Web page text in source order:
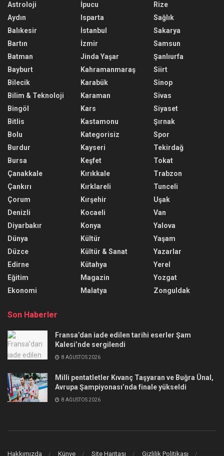
Astroloji
Aydın
Balıkesir
Bartın
Batman
Bayburt
Bilecik
Bilim & Teknoloji
Bingöl
Bitlis
Bolu
Burdur
Bursa
Çanakkale
Çankırı
Çorum
Denizli
Diyarbakır
Dünya
Düzce
Edirne
Eğitim
Ekonomi
İpucu
Isparta
İstanbul
İzmir
Jinda Yaşar
Kahramanmaraş
Karabük
Karaman
Kars
Kastamonu
Kategorisiz
Kayseri
Keşfet
Kırıkkale
Kırklareli
Kırşehir
Kocaeli
Konya
Kültür
Kültür & Sanat
Kütahya
Magazin
Malatya
Rize
Sağlık
Sakarya
Samsun
Şanlıurfa
Siirt
Sinop
Sivas
Siyaset
Şırnak
Spor
Tekirdağ
Tokat
Trabzon
Tunceli
Uşak
Van
Yalova
Yaşam
Yazarlar
Yerel
Yozgat
Zonguldak
Son Haberler
Fransa’dan iade edilen tarihi eserler Şam
Kalesi’nde sergilendi
8 AĞUSTOS 2026
Milli pentatletler Kıvanç Taşyaran ve Buğra Ünal,
Avrupa Şampiyonası’nda finale yükseldi
8 AĞUSTOS 2026
Hakkımızda Künye Site Haritası Gizlilik Politikası